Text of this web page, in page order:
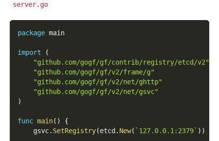
server.go
package main
import
(
"github.com/gogf/gf/contrib/registry/etcd/v2"
"github.com/gogf/gf/v2/frame/g"
"github.com/gogf/gf/v2/net/ghttp"
"github.com/gogf/gf/v2/net/gsvc"
)
func main( )
{
    gsvc
. SetRegistry(etcd . New( `127.0.0.1:2379` ) )